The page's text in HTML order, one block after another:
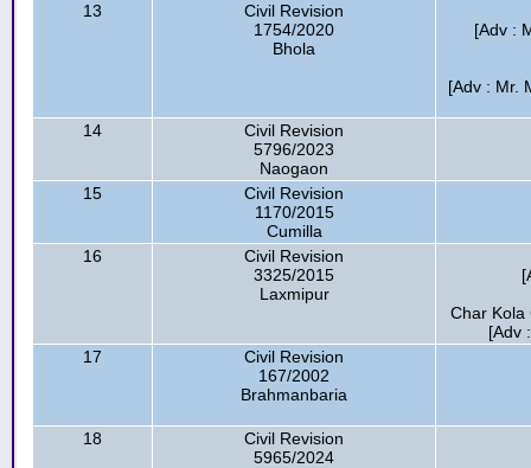
13
Civil Revision
1754/2020
Bhola
[Adv :
[Adv : Mr.
14
Civil Revision
5796/2023
Naogaon
15
Civil Revision
1170/2015
Cumilla
16
Civil Revision
3325/2015
Laxmipur
Char Kola
[Adv
17
Civil Revision
167/2002
Brahmanbaria
18
Civil Revision
5965/2024